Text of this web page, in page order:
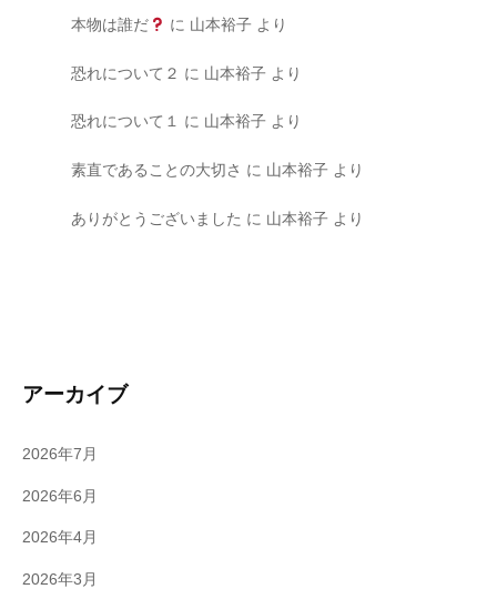
本物は誰だ に 山本裕子 より
恐れについて２ に 山本裕子より
恐れについて１ に 山本裕子より
素直であることの大切さ に 山本裕子より
ありがとうございました に 山本裕子より
アーカイブ
2026年7月
2026年6月
2026年4月
2026年3月